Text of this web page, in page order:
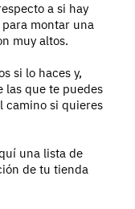
a si hay
montar una
muy altos.
si lo haces y,
las que te puedes
camino si quieres
una lista de
de tu tienda